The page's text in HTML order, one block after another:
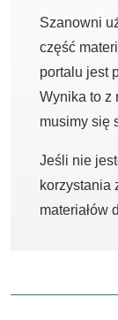
Szanowni
część
portalu jest
Wynika to z
musimy się
Jeśli nie
korzystania
materiałów